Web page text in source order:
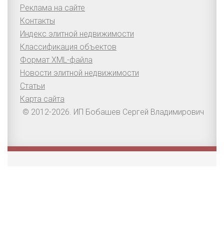
Реклама на сайте
Контакты
Индекс элитной недвижимости
Классификация объектов
Формат XML-файла
Новости элитной недвижимости
Статьи
Карта сайта
© 2012-2026. ИП Бобашев Сергей Владимирович